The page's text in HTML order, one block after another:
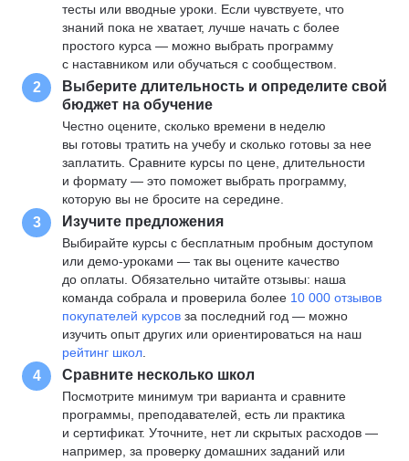
тесты или вводные уроки. Если чувствуете, что
знаний пока не хватает, лучше начать с более
простого курса — можно выбрать программу
с наставником или обучаться с сообществом.
2
Выберите длительность и определите свой
бюджет на обучение
Честно оцените, сколько времени в неделю
вы готовы тратить на учебу и сколько готовы за нее
заплатить. Сравните курсы по цене, длительности
и формату — это поможет выбрать программу,
которую вы не бросите на середине.
3 Изучите предложения
Выбирайте курсы с бесплатным пробным доступом
или демо-уроками — так вы оцените качество
до оплаты. Обязательно читайте отзывы: наша
команда собрала и проверила более 10 000 отзывов
покупателей курсов за последний год — можно
изучить опыт других или ориентироваться на наш
рейтинг школ
4 Сравните несколько школ
Посмотрите минимум три варианта и сравните
программы, преподавателей, есть ли практика
и сертификат. Уточните, нет ли скрытых расходов —
например, за проверку домашних заданий или